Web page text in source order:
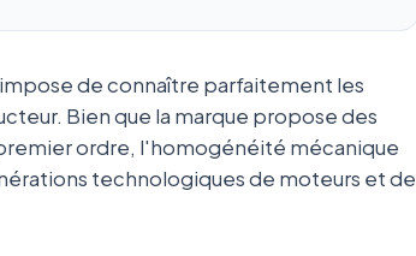
impose de connaître parfaitement les
Bien que la marque propose des
ordre, l'homogénéité mécanique
technologiques de moteurs et de